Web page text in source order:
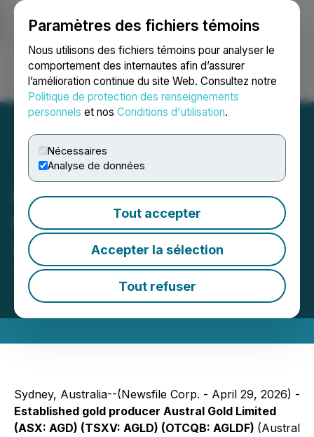
Paramètres des fichiers témoins
Nous utilisons des fichiers témoins pour analyser le
comportement des internautes afin d’assurer
l’amélioration continue du site Web. Consultez notre
Politique de protection des renseignements
personnels et nos Conditions d'utilisation.
Nécessaires
Analyse de données
Tout accepter
Accepter la sélection
Tout refuser
Ouvrir une session Recherche English
Correction to Austral Gold
Q1 2026 Quarterly
Activities Report
April 29, 2026 11:53 PM EDT | Source:Austral Gold
Limited
Sydney, Australia--(Newsfile Corp. - April 29, 2026) -
Established gold producer Austral Gold Limited
(ASX: AGD) (TSXV: AGLD) (OTCQB: AGLDF) (Austral